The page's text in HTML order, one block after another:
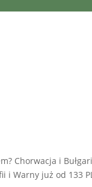
Chorwacja i
i Warny już od 133